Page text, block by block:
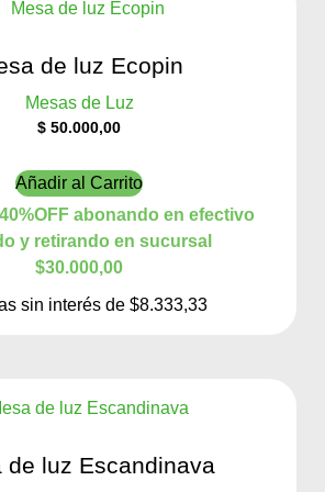
de luz Ecopin
Mesas de Luz
$ 50.000,00
Añadir al Carrito
abonando en efectivo
y retirando en sucursal
$30.000,00
sin interés de $8.333,33
de luz Escandinava